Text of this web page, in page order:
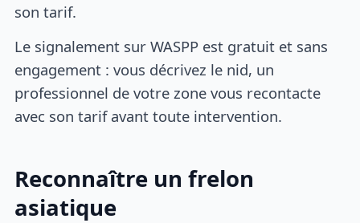
son tarif.
Le signalement sur WASPP est gratuit et sans
engagement : vous décrivez le nid, un
professionnel de votre zone vous recontacte
avec son tarif avant toute intervention.
Reconnaître un frelon
asiatique